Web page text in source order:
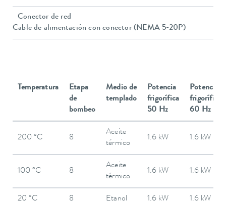
Conector de red
Cable de alimentación con conector (NEMA 5-20P)
Temperatura
Etapa
de
bombeo
Medio de
templado
Potencia
frigorífica
50 Hz
Potencia
frigorífica
60 Hz
200 °C 8
Aceite
térmico
1.6 kW 1.6 kW
100 °C 8
Aceite
térmico
1.6 kW 1.6 kW
20 °C 8 Etanol 1.6 kW 1.6 kW